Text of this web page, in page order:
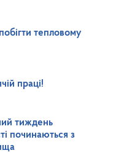
тепловому
праці!
тиждень
починаються з